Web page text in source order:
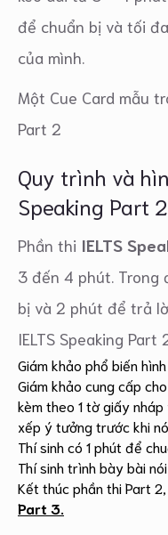
để chuẩn bị và tối
của mình.
Một Cue Card mẫu
Part 2
Quy trình và
Speaking Part 2
Phần thi IELTS
3 đến 4 phút. Trong
bị và 2 phút để trả
IELTS Speaking
Giám khảo phổ biến
Giám khảo cung cấp
kèm theo 1 tờ giấy
xếp ý tưởng trước khi
Thí sinh có 1 phút để
Thí sinh trình bày bài
Kết thúc phần thi Part
Part 3.